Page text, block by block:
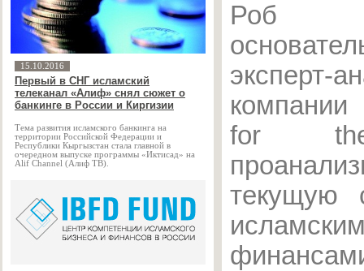
15.10.2016
Первый в СНГ исламский
телеканал «Алиф» снял сюжет о
банкинге в России и Киргизии
Тема развития исламского банкинга на
территории Российской Федерации и
Республики Кыргызстан стала главной в
очередном выпуске программы «Иктисад» на
Alif Channel (Алиф ТВ).
Роб
эксперт-
for
текущую